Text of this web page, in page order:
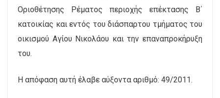
Οριοθέτησης Ρέματος περιοχής επέκτασης Β΄
κατοικίας και εντός του διάσπαρτου τμήματος του
οικισμού Αγίου Νικολάου και την επαναπροκήρυξη
του.
Η απόφαση αυτή έλαβε αύξοντα αριθμό: 49/2011.